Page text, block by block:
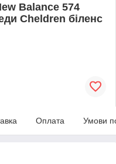
Balance 574
Cheldren біленс
Оплата Умови